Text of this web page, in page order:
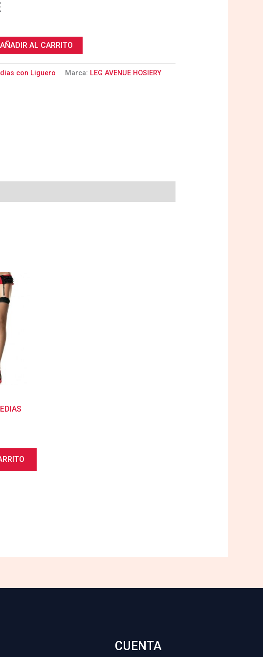
AÑADIR AL CARRITO
con Liguero Marca: LEG AVENUE HOSIERY
CUENTA